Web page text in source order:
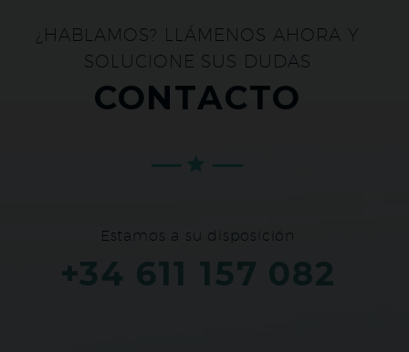
¿HABLAMOS? LLÁMENOS AHORA Y
SOLUCIONE SUS DUDAS
CONTACTO
Estamos a su disposición
+34 611 157 082